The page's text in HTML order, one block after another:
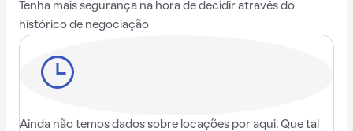
Tenha mais segurança na hora de decidir através do
histórico de negociação
Ainda não temos dados sobre locações por aqui. Que tal